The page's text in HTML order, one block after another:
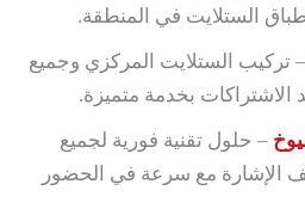
الستلايت في المنطقة.
– تركيب الستلايت المركزي وجميع
الاشتراكات بخدمة متميزة.
– حلول تقنية فورية لجميع
الإشارة مع سرعة في الحضور